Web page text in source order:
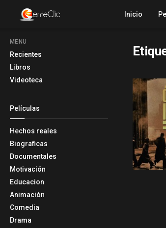
MENU
Recientes
Libros
Videoteca
Películas
Hechos reales
Biograficas
Documentales
Motivación
Educacion
Animación
Comedia
Drama
Inicio